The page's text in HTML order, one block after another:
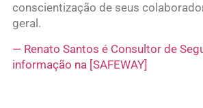
conscientização de seus
geral.
— Renato Santos é Consultor de
informação na [SAFEWAY]